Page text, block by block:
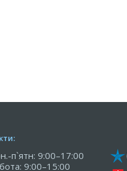
п`ятн: 9:00–17:00
9:00–15:00